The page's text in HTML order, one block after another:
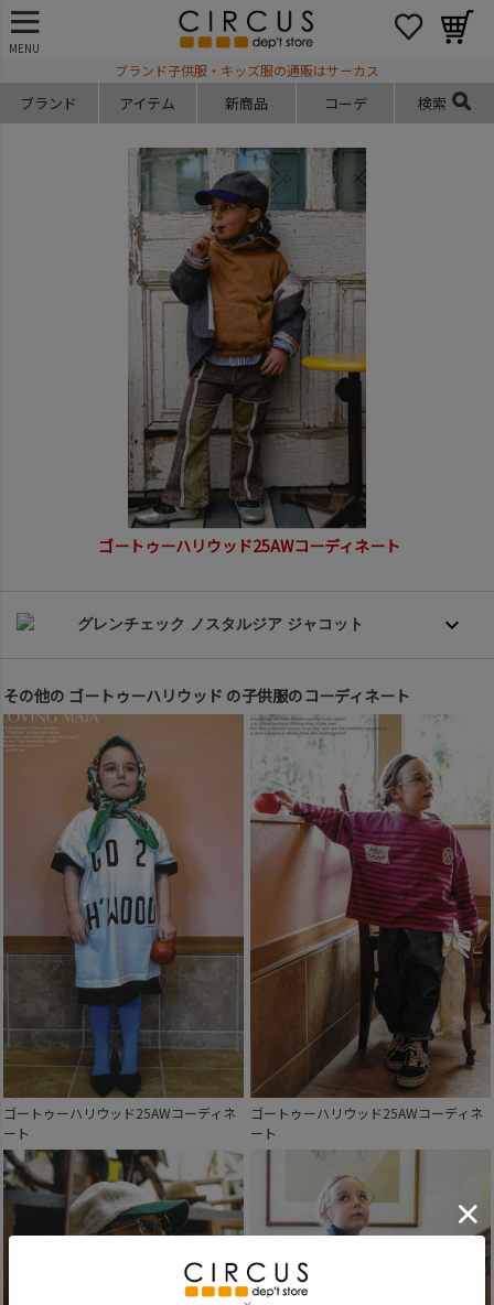
MENU
ブランド子供服・キッズ服の通販はサーカス
ブランド アイテム 新商品 コーデ 検索
ゴートゥーハリウッド25AWコーディネート
グレンチェック ノスタルジア ジャコット
その他の ゴートゥーハリウッド の子供服のコーディネート
ゴートゥーハリウッド25AWコーディネ
ート
ゴートゥーハリウッド25AWコーディネ
ート